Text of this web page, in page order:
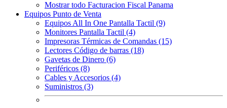
Mostrar todo Facturacion Fiscal Panama
Equipos Punto de Venta
Equipos All In One Pantalla Tactil (9)
Monitores Pantalla Tactil (4)
Impresoras Térmicas de Comandas (15)
Lectores Código de barras (18)
Gavetas de Dinero (6)
Periféricos (8)
Cables y Accesorios (4)
Suministros (3)